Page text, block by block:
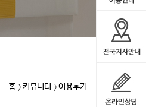
홈 커뮤니티 이용후기